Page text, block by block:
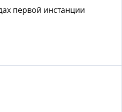
первой инстанции